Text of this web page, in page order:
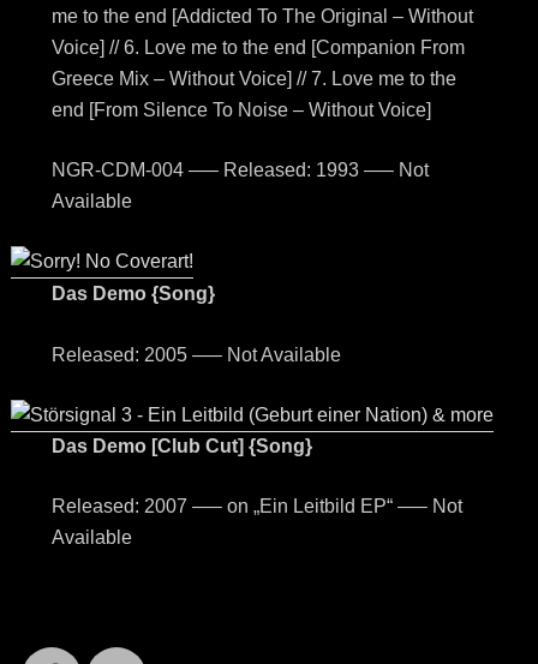
me to the end [Addicted To The Original – Without
Voice] // 6. Love me to the end [Companion From
Greece Mix – Without Voice] // 7. Love me to the
end [From Silence To Noise – Without Voice]
NGR-CDM-004 —– Released: 1993 —– Not
Available
Das Demo {Song}
Released: 2005 —– Not Available
Das Demo [Club Cut] {Song}
Released: 2007 —– on „Ein Leitbild EP“ —– Not
Available